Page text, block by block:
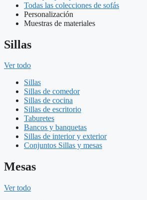
Todas las colecciones de sofás
Personalización
Muestras de materiales
Sillas
Ver todo
Sillas
Sillas de comedor
Sillas de cocina
Sillas de escritorio
Taburetes
Bancos y banquetas
Sillas de interior y exterior
Conjuntos Sillas y mesas
Mesas
Ver todo